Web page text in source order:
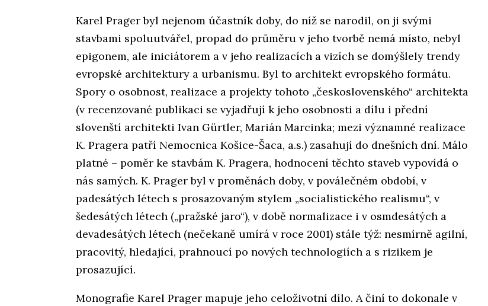
Karel Prager byl nejenom účastník doby, do níž se narodil, on ji svými
stavbami spoluutvářel, propad do průměru v jeho tvorbě nemá místo, nebyl
epigonem, ale iniciátorem a v jeho realizacích a vizích se domýšlely trendy
evropské architektury a urbanismu. Byl to architekt evropského formátu.
Spory o osobnost, realizace a projekty tohoto „československého“ architekta
(v recenzované publikaci se vyjadřují k jeho osobnosti a dílu i přední
slovenští architekti Ivan Gürtler, Marián Marcinka; mezi významné realizace
K. Pragera patří Nemocnica Košice-Šaca, a.s.) zasahují do dnešních dní. Málo
platné – poměr ke stavbám K. Pragera, hodnocení těchto staveb vypovídá o
nás samých. K. Prager byl v proměnách doby, v poválečném období, v
padesátých létech s prosazovaným stylem „socialistického realismu“, v
šedesátých létech („pražské jaro“), v době normalizace i v osmdesátých a
devadesátých létech (nečekaně umírá v roce 2001) stále týž: nesmírně agilní,
pracovitý, hledající, prahnoucí po nových technologiích a s rizikem je
prosazující.
Monografie Karel Prager mapuje jeho celoživotní dílo. A činí to dokonale v